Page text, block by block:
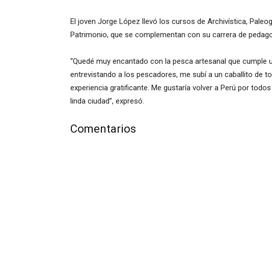
El joven Jorge López llevó los cursos de Archivística,
Patrimonio, que se complementan con su carrera de
“Quedé muy encantado con la pesca artesanal que
entrevistando a los pescadores, me subí a un caballito de
experiencia gratificante. Me gustaría volver a Perú por
linda ciudad”, expresó.
Comentarios